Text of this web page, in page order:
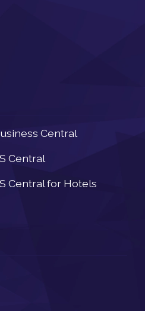
Central
Central
Central for Hotels